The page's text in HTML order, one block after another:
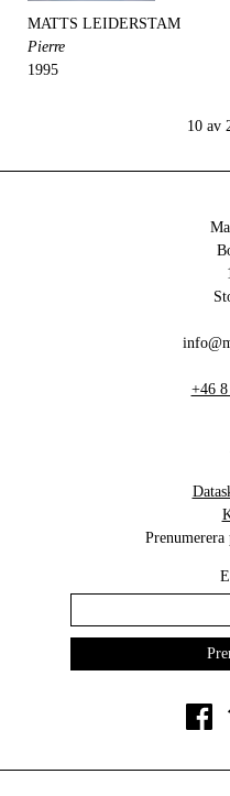
MATTS LEIDERSTAM
Pierre
1995
10 av
+46
Prenumerera